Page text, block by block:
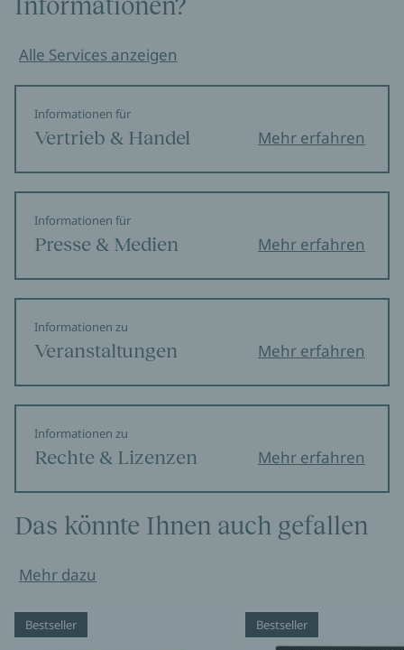
Informationen?
Alle Services anzeigen
Informationen für
Vertrieb & Handel Mehr erfahren
Informationen für
Presse & Medien Mehr erfahren
Informationen zu
Veranstaltungen Mehr erfahren
Informationen zu
Rechte & Lizenzen Mehr erfahren
Das könnte Ihnen auch gefallen
Mehr dazu
Bestseller Bestseller